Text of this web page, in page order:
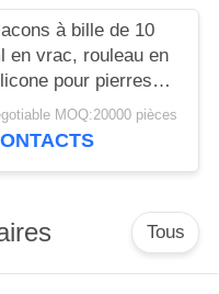
à bille de 10
en vrac, rouleau en
pour pierres
support
flacons roll-on de
de voyage
MOQ:20000 pièces
Tous